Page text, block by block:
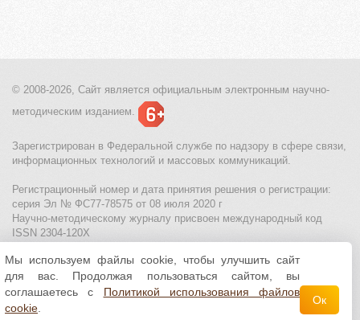
© 2008-2026, Сайт является официальным электронным научно-
методическим изданием.
Зарегистрирован в Федеральной службе по надзору в сфере связи,
информационных технологий и массовых коммуникаций.
Регистрационный номер и дата принятия решения о регистрации:
серия Эл № ФС77-78575 от 08 июля 2020 г
Научно-методическому журналу присвоен международный код
ISSN 2304-120X
МЦИТО|Школьные олимпиады и онлайн конкурсы для детей
Политика использования файлов cookie| Политика обработки и
защиты персональных данных
Мы используем файлы cookie, чтобы улучшить сайт
для вас. Продолжая пользоваться сайтом, вы
соглашаетесь с Политикой использования файлов
cookie
Ок